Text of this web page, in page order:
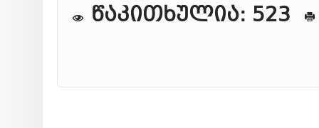
წაკითხულია: 523